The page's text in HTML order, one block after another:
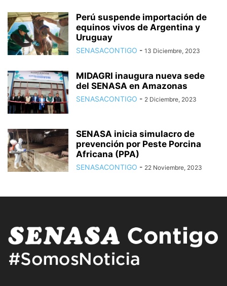
Perú suspende importación de
equinos vivos de Argentina y
Uruguay
SENASACONTIGO - 13 Diciembre, 2023
MIDAGRI inaugura nueva sede
del SENASA en Amazonas
SENASACONTIGO - 2 Diciembre, 2023
SENASA inicia simulacro de
prevención por Peste Porcina
Africana (PPA)
SENASACONTIGO - 22 Noviembre, 2023